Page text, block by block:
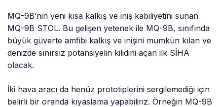
MQ-9B’nin yeni kısa kalkış ve iniş kabiliyetini sunan
MQ-9B STOL. Bu gelişen yetenek ile MQ-9B, sınıfında
büyük güverte amfibi kalkış ve inişini mümkün kılan ve
denizde sınırsız potansiyelin kilidini açan ilk SİHA
olacak.
İki hava aracı da henüz prototiplerini sergilemediği için
belirli bir oranda kıyaslama yapabiliriz. Örneğin MQ-9B